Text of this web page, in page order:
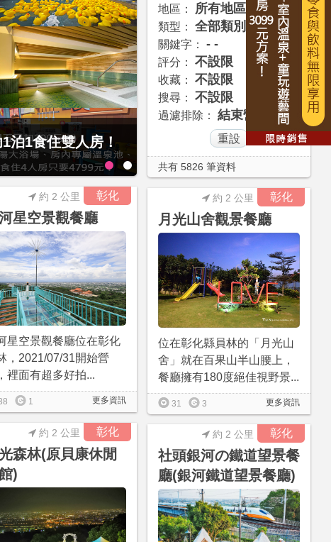
泊1食住雙人房！
元享4人1泊1食
地區： 所有地區
類型： 全部類別
關鍵字： - -
評分： 不設限
收藏： 不設限
搜尋： 不設限
過濾排除： 結束營業
共有 5826 筆資料
彰化
星空景觀餐廳
約 2 公里
星空景觀餐廳位在彰化
，2021/07/31開始營
裡面有超多好拍...
更多資訊
1
彰化
月光山舍觀景餐廳
約 2 公里
位在彰化縣員林的「月光山
舍」就在百果山半山腰上，
餐廳擁有180度絕佳視野景...
更多資訊
31 3
彰化
森林(原貝康休閒
)
約 2 公里 彰化
社頭銀河の鐵道望景餐
廳(銀河鐵道望景餐廳)
約 2 公里